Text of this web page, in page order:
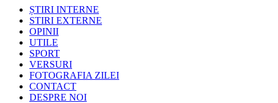
ȘTIRI INTERNE
STIRI EXTERNE
OPINII
UTILE
SPORT
VERSURI
FOTOGRAFIA ZILEI
CONTACT
DESPRE NOI